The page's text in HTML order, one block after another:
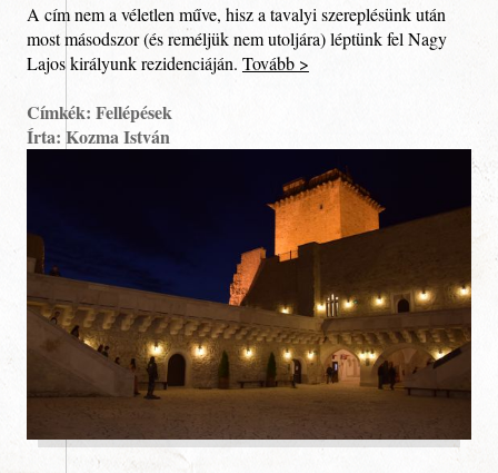
A cím nem a véletlen műve, hisz a tavalyi szereplésünk után
most másodszor (és reméljük nem utoljára) léptünk fel Nagy
Lajos királyunk rezidenciáján. Tovább >
Címkék: Fellépések
Írta: Kozma István